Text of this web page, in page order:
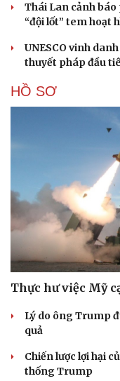
Thái Lan cảnh báo
“đội lốt” tem hoạt
UNESCO vinh
thuyết pháp đầu
HỒ SƠ
Thực hư việc Mỹ
Lý do ông Trump
quả
Chiến lược lợi hại
thống Trump